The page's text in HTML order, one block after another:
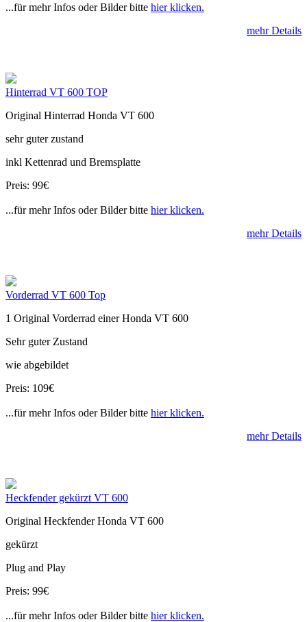
...für mehr Infos oder Bilder bitte hier klicken.
mehr Details
Hinterrad VT 600 TOP
Original Hinterrad Honda VT 600
sehr guter zustand
inkl Kettenrad und Bremsplatte
Preis: 99€
...für mehr Infos oder Bilder bitte hier klicken.
mehr Details
Vorderrad VT 600 Top
1 Original Vorderrad einer Honda VT 600
Sehr guter Zustand
wie abgebildet
Preis: 109€
...für mehr Infos oder Bilder bitte hier klicken.
mehr Details
Heckfender gekürzt VT 600
Original Heckfender Honda VT 600
gekürzt
Plug and Play
Preis: 99€
...für mehr Infos oder Bilder bitte hier klicken.